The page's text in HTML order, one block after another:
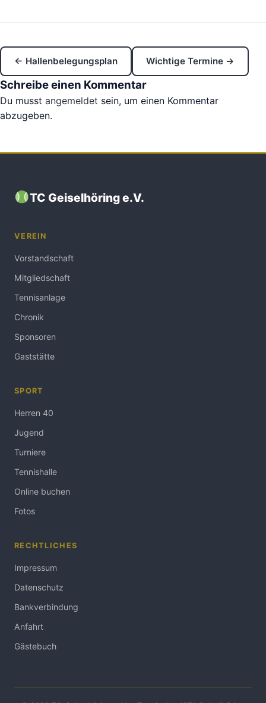
← Hallenbelegungsplan Wichtige Termine →
Schreibe einen Kommentar
Du musst angemeldet sein, um einen Kommentar
abzugeben.
TC Geiselhöring e.V.
VEREIN
Vorstandschaft
Mitgliedschaft
Tennisanlage
Chronik
Sponsoren
Gaststätte
SPORT
Herren 40
Jugend
Turniere
Tennishalle
Online buchen
Fotos
RECHTLICHES
Impressum
Datenschutz
Bankverbindung
Anfahrt
Gästebuch